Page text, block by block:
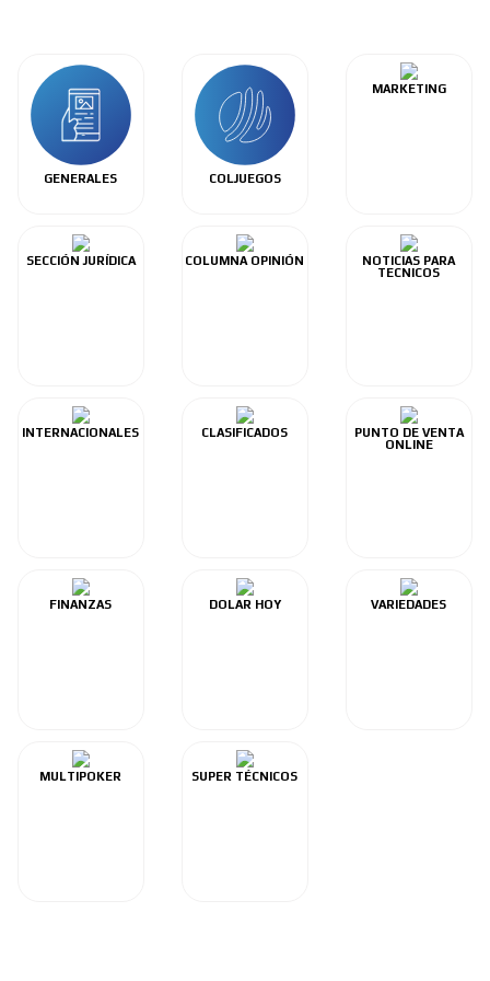
GENERALES COLJUEGOS
MARKETING
SECCIÓN JURÍDICA COLUMNA OPINIÓN
NOTICIAS PARA
TECNICOS
INTERNACIONALES CLASIFICADOS
PUNTO DE VENTA
ONLINE
FINANZAS DOLAR HOY VARIEDADES
MULTIPOKER SUPER TÉCNICOS